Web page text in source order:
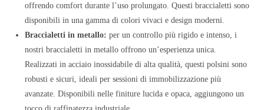
offrendo comfort durante l’uso prolungato. Questi braccialetti sono
disponibili in una gamma di colori vivaci e design moderni.
Braccialetti in metallo: per un controllo più rigido e intenso, i
nostri braccialetti in metallo offrono un’esperienza unica.
Realizzati in acciaio inossidabile di alta qualità, questi polsini sono
robusti e sicuri, ideali per sessioni di immobilizzazione più
avanzate. Disponibili nelle finiture lucida e opaca, aggiungono un